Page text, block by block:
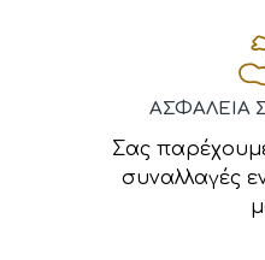
ΑΣΦΑΛΕΙΑ
Σας
συναλλαγές